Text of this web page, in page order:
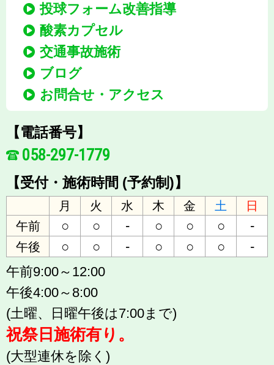
投球フォーム改善指導
酸素カプセル
交通事故施術
ブログ
お問合せ・アクセス
【電話番号】
058-297-1779
【受付・施術時間 (予約制)】
月 火 水 木 金 土
日
午前
○ ○ - ○ ○ ○ -
午後 ○ ○ - ○ ○ ○
-
午前9:00～12:00
午後4:00～8:00
(土曜、日曜午後は7:00まで)
祝祭日施術有り。
(大型連休を除く)